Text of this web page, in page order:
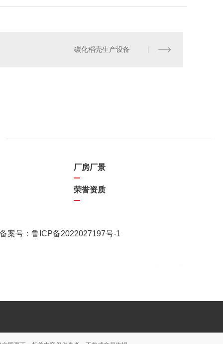
碳化稻壳生产设备
厂房厂景
荣誉资质
备案号： 鲁ICP备2022027197号-1